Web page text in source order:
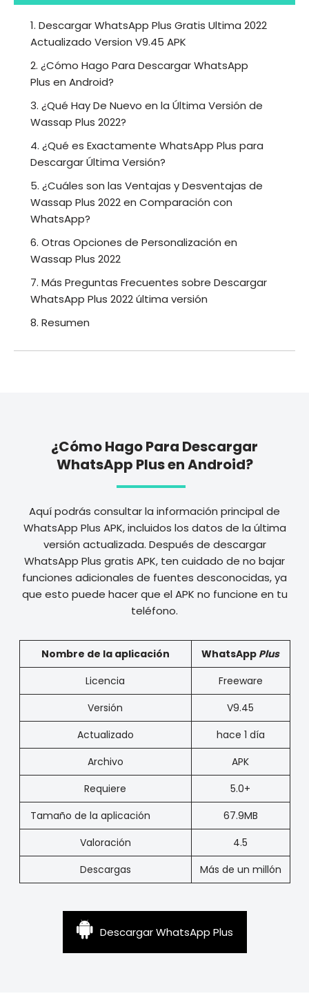
1. Descargar WhatsApp Plus Gratis Ultima 2022
Actualizado Version V9.45 APK
2. ¿Cómo Hago Para Descargar WhatsApp
Plus en Android?
3. ¿Qué Hay De Nuevo en la Última Versión de
Wassap Plus 2022?
4. ¿Qué es Exactamente WhatsApp Plus para
Descargar Última Versión?
5. ¿Cuáles son las Ventajas y Desventajas de
Wassap Plus 2022 en Comparación con
WhatsApp?
6. Otras Opciones de Personalización en
Wassap Plus 2022
7. Más Preguntas Frecuentes sobre Descargar
WhatsApp Plus 2022 última versión
8. Resumen
¿Cómo Hago Para Descargar
WhatsApp Plus en Android?
Aquí podrás consultar la información principal de
WhatsApp Plus APK, incluidos los datos de la última
versión actualizada. Después de descargar
WhatsApp Plus gratis APK, ten cuidado de no bajar
funciones adicionales de fuentes desconocidas, ya
que esto puede hacer que el APK no funcione en tu
teléfono.
Nombre de la aplicación WhatsApp Plus
Licencia
Freeware
Versión
V9.45
Actualizado
hace 1 día
Archivo
APK
Requiere
5.0+
Tamaño de la aplicación
67.9MB
Valoración
4.5
Descargas
Más de un millón
Descargar WhatsApp Plus